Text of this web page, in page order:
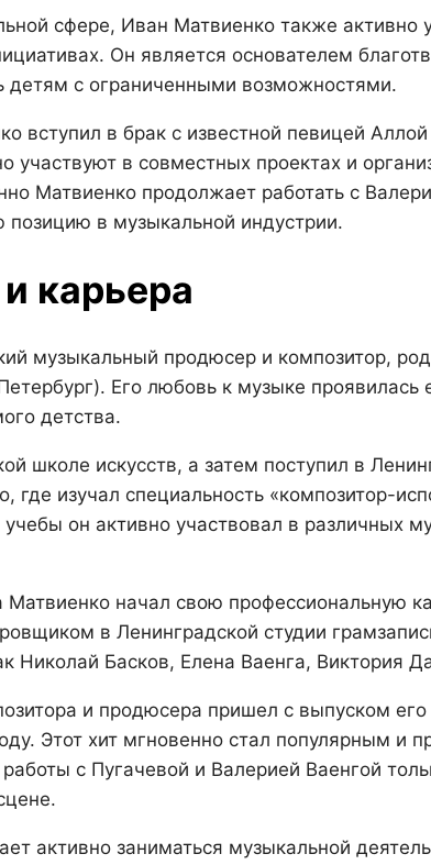
сфере, Иван Матвиенко также активно
Он является основателем
детям с ограниченными возможностями.
вступил в брак с известной певицей
в совместных проектах и
Матвиенко продолжает работать с
в музыкальной индустрии.
карьера
музыкальный продюсер и композитор,
Его любовь к музыке
детства.
школе искусств, а затем поступил в
где изучал специальность «композитор-
он активно участвовал в различных
начал свою профессиональную
в Ленинградской студии
Николай Басков, Елена Ваенга, Виктория
и продюсера пришел с выпуском
Этот хит мгновенно стал популярным и
с Пугачевой и Валерией Ваенгой
активно заниматься музыкальной